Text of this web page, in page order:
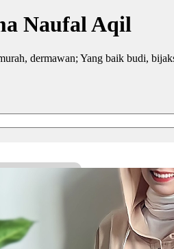
Naufal Aqil
dermawan; Yang baik budi,